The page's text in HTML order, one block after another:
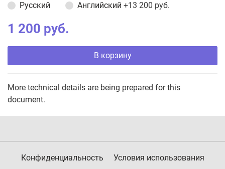
Русский
Английский +13 200 руб.
1 200 руб.
В корзину
More technical details are being prepared for this
document.
Конфиденциальность Условия использования